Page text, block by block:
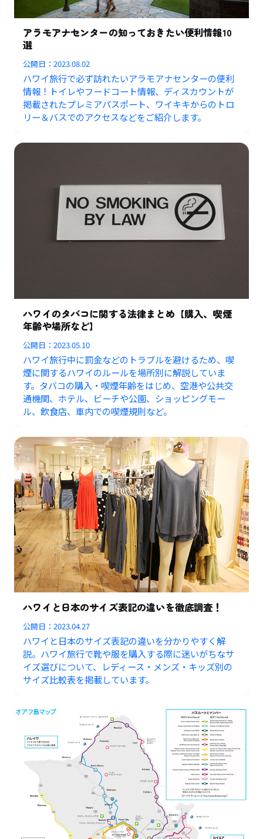
アラモアナセンターの知っておきたい便利情報10
選
公開日：2023.08.02
ハワイ旅行で必ず訪れたいアラモアナセンターの便利
情報！トイレやフードコート情報、ディスカウントが
掲載されたプレミアパスポート、ワイキキからのトロ
リー＆バスでのアクセスなどをご紹介します。
ハワイのタバコに関する法律まとめ【購入、喫煙
年齢や場所など】
公開日：2023.05.10
ハワイ旅行中に罰金などのトラブルを避けるため、喫
煙に関するハワイのルールを場所別に解説していま
す。タバコの購入・喫煙年齢をはじめ、空港や公共交
通機関、ホテル、ビーチや公園、ショッピングモー
ル、飲食店、車内での喫煙規則など。
ハワイと日本のサイズ表記の違いを徹底調査！
公開日：2023.04.27
ハワイと日本のサイズ表記の違いを分かりやすく解
説。ハワイ旅行で靴や服を購入する際に迷いがちなサ
イズ選びについて、レディース・メンズ・キッズ別の
サイズ比較表を掲載しています。